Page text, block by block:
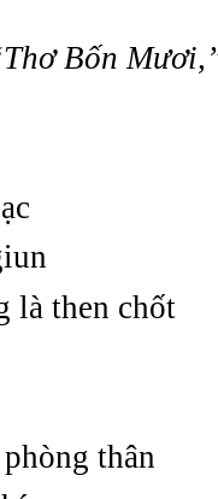
Bốn
là then chốt
thân